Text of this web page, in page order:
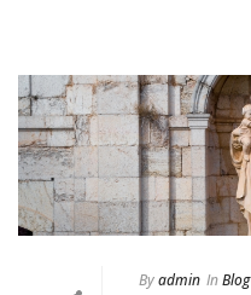
Byadmin InBlog